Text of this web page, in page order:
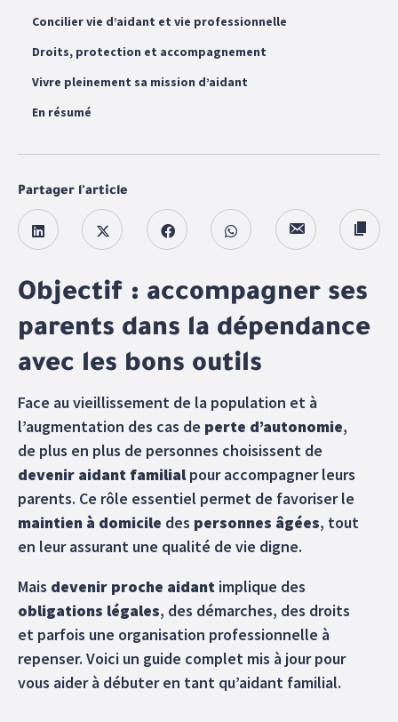
Concilier vie d’aidant et vie professionnelle
Droits, protection et accompagnement
Vivre pleinement sa mission d’aidant
En résumé
Partager l'article
Objectif : accompagner ses
parents dans la dépendance
avec les bons outils
Face au vieillissement de la population et à
l’augmentation des cas de perte d’autonomie,
de plus en plus de personnes choisissent de
devenir aidant familialpour accompagner leurs
parents. Ce rôle essentiel permet de favoriser le
maintien à domicile des personnes âgées, tout
en leur assurant une qualité de vie digne.
Mais devenir proche aidant implique des
obligations légales, des démarches, des droits
et parfois une organisation professionnelle à
repenser. Voici un guide complet mis à jour pour
vous aider à débuter en tant qu’aidant familial.